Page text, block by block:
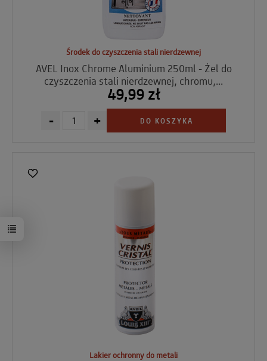
Środek do czyszczenia stali nierdzewnej
AVEL Inox Chrome Aluminium 250ml - Żel do
czyszczenia stali nierdzewnej, chromu,...
49,99 zł
- + DO KOSZYKA
Lakier ochronny do metali